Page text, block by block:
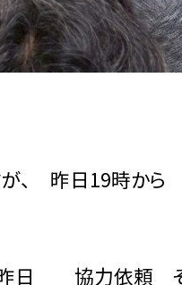
昨日19時から
力依頼 そして